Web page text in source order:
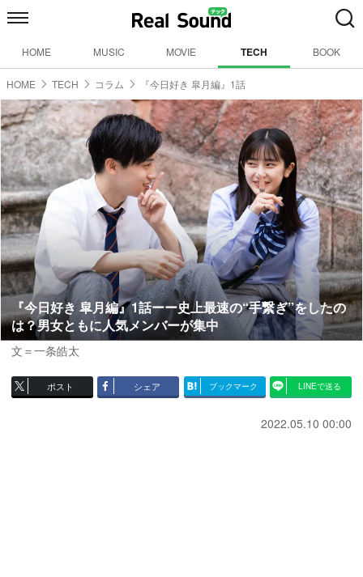
HOME MUSIC MOVIE TECH BOOK
HOME TECH コラム 『今日好き 皐月編』1話
『今日好き 皐月編』1話ーー史上最速の“手繋ぎ”をしたの
は？男女ともに人気メンバーが集中
文＝一条皓太
ポスト シェア ブックマーク LINEで送る
2022.05.10 00:00